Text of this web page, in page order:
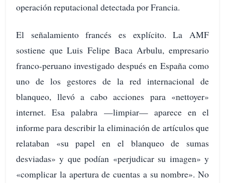
operación reputacional detectada por Francia.
El señalamiento francés es explícito. La AMF
sostiene que Luis Felipe Baca Arbulu, empresario
franco-peruano investigado después en España como
uno de los gestores de la red internacional de
blanqueo, llevó a cabo acciones para «nettoyer»
internet. Esa palabra —limpiar— aparece en el
informe para describir la eliminación de artículos que
relataban «su papel en el blanqueo de sumas
desviadas» y que podían «perjudicar su imagen» y
«complicar la apertura de cuentas a su nombre». No